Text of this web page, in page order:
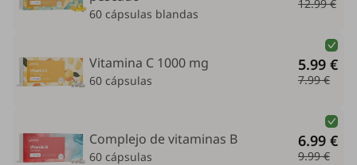
60 cápsulas blandas
12.99 €
Vitamina C 1000 mg
60 cápsulas
5.99 €
7.99 €
Complejo de vitaminas B
60 cápsulas
6.99 €
9.99 €